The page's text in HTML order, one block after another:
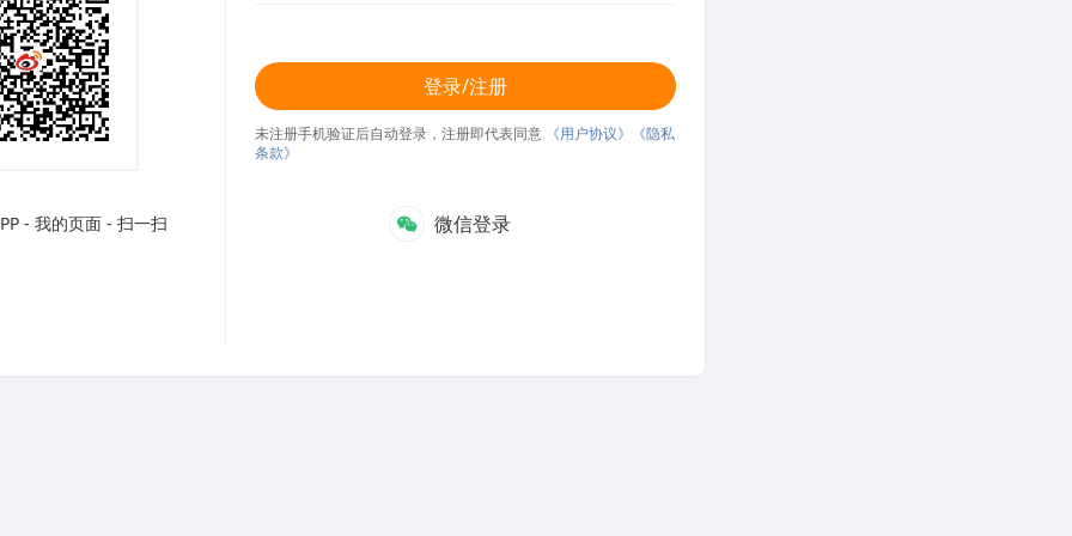
- 我的页面 - 扫一扫
登录/注册
未注册手机验证后自动登录，注册即代表同意 《用户协议》
《隐私
条款》
微信登录